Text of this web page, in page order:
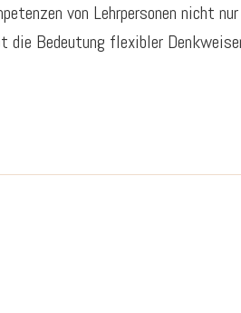
von Lehrpersonen nicht nur
die Bedeutung flexibler